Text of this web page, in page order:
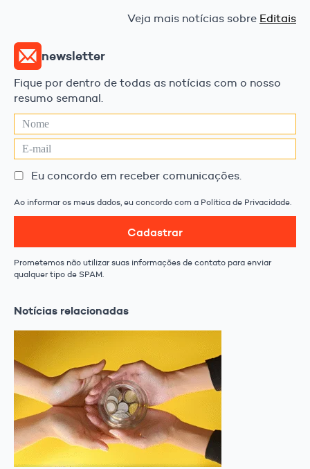
Veja mais notícias sobre Editais
newsletter
Fique por dentro de todas as notícias com o nosso
resumo semanal.
Eu concordo em receber comunicações.
Ao informar os meus dados, eu concordo com a Política de Privacidade.
Cadastrar
Prometemos não utilizar suas informações de contato para enviar
qualquer tipo de SPAM.
Notícias relacionadas